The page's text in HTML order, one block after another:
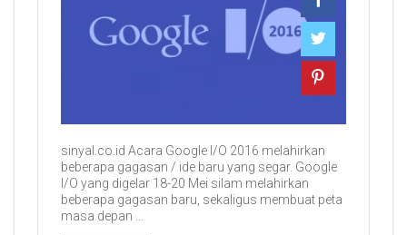
sinyal.co.id Acara Google I/O 2016 melahirkan
beberapa gagasan / ide baru yang segar. Google
I/O yang digelar 18-20 Mei silam melahirkan
beberapa gagasan baru, sekaligus membuat peta
masa depan ...